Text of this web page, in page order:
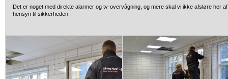
Det er noget med direkte alarmer og tv-overvågning, og mere skal vi ikke afsløre her af
hensyn til sikkerheden.